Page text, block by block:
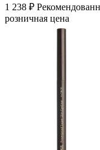
1 238 ₽
розничная цена